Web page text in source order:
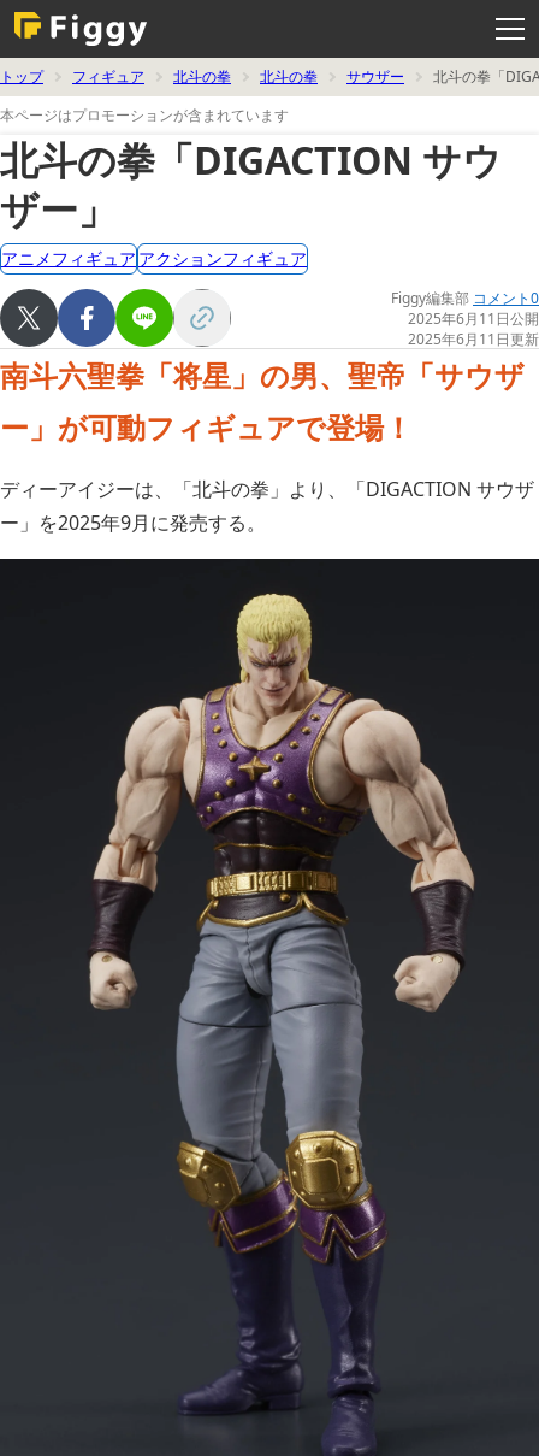
ー
を
開
く
トップ フィギュア 北斗の拳 北斗の拳 サウザー
北斗の拳「
本ページはプロモーションが含まれています
北斗の拳「DIGACTION サウ
ザー」
アニメフィギュア アクションフィギュア
Figgy編集部 コメント0
2025年6月11日公開
2025年6月11日更新
南斗六聖拳「将星」の男、聖帝「サウザ
ー」が可動フィギュアで登場！
ディーアイジーは、「北斗の拳」より、「DIGACTION サウザ
ー」を2025年9月に発売する。